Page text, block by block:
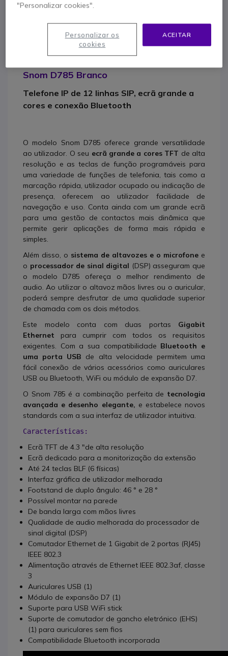
Descrição produto
Snom D785 Branco
Telefone IP de 12 linhas SIP, ecrã grande a
cores e conexão Bluetooth
O modelo Snom D785 oferece grande versatilidade
ao utilizador. O seu ecrã grande a cores TFT de alta
resolução e as teclas de função programáveis para
uma variedade de funções de telefonia, tais como a
marcação rápida, utilizador ocupado ou indicação de
presença, oferecem ao utilizador facilidade de
navegação e uso. Conta ainda com um grande ecrã
para uma gestão de contactos mais dinâmica que
permite gerir aplicações de forma mais rápida e
simples.
Além disso, o sistema de altavozes e o microfone e
o processador de sinal digital (DSP) asseguram que
o modelo D785 ofereça o melhor rendimento de
audio. Ao utilizar o altavoz mãos livres ou o auricular,
poderá sempre desfrutar de uma qualidade superior
de chamada com os dois métodos.
Este modelo conta com duas portas Gigabit
Ethernet para cumprir com todos os requisitos
exigentes. Com a sua compatibilidade Bluetooth e
uma porta USB de alta velocidade permitem uma
fácil conexão de vários acessórios como auriculares
USB ou Bluetooth, WiFi ou módulo de expansão D7.
O Snom 785 é a combinação perfeita de tecnologia
avançada e desenho elegante, e estabelece novos
standards com a sua interfaz de utilizador intuitiva.
Características:
Ecrã TFT de 4.3 "de alta resolução
Ecrã dedicado para a monitorização da extensão
Até 24 teclas BLF (6 físicas)
Interfaz gráfica de utilizador melhorada
Footstand de duplo ângulo: 46 ° e 28 °
Possível montar na parede
De banda larga com mãos livres
Qualidade de audio melhorada do processador de
sinal digital (DSP)
Comutador Ethernet de 1 Gigabit de 2 portas (RJ45)
IEEE 802.3
Alimentação através de Ethernet IEEE 802.3af, classe
3
Auriculares USB (1)
Módulo de expansão D7 (1)
Suporte para USB WiFi stick
Suporte de comutador de gancho eletrónico (EHS)
(1) para auriculares sem fios
Compatibilidade Bluetooth incorporada
"Personalizar cookies".
ACEITAR
Personalizar os
cookies